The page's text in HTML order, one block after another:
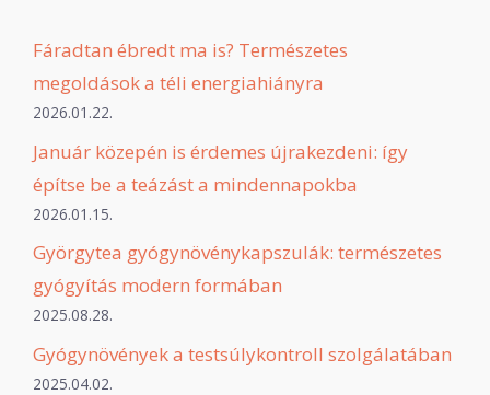
Fáradtan ébredt ma is? Természetes
megoldások a téli energiahiányra
2026.01.22.
Január közepén is érdemes újrakezdeni: így
építse be a teázást a mindennapokba
2026.01.15.
Györgytea gyógynövénykapszulák: természetes
gyógyítás modern formában
2025.08.28.
Gyógynövények a testsúlykontroll szolgálatában
2025.04.02.